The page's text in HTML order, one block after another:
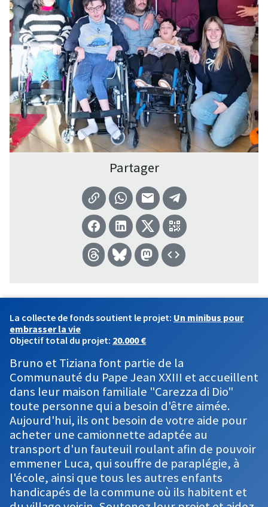
Partager
La collecte de fonds soutient le projet: Un minibus pour
embrasser la vie
Objectif total du projet: 20.000 €
Bruno et Tiziana font partie de la
Communauté du Pape Jean XXIII et accueillent
dans leur maison familiale "Carezza di Dio"
toute personne qui a besoin d'être aimée.
Aujourd'hui, ils ont besoin de votre aide pour
acheter une camionnette adaptée au
transport d'un fauteuil roulant afin de pouvoir
emmener Luca, qui souffre de paraplégie, à
l'école, ainsi que tous les autres enfants
handicapés de la commune où ils habitent et